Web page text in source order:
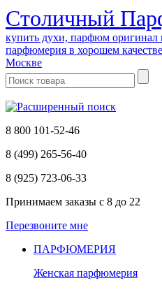
Cтоличный
купить духи, парфюм оригинал
парфюмерия в хорошем
Москве
8 800 101-52-46
8 (499) 265-56-40
8 (925) 723-06-33
Принимаем заказы с 8 до 22
Перезвоните мне
ПАРФЮМЕРИЯ
Женская парфюмерия